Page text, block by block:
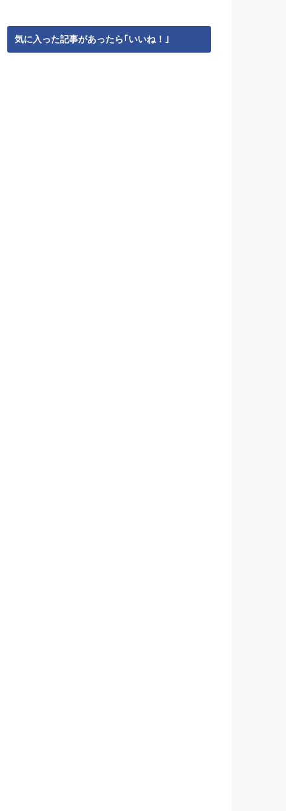
気に入った記事があったら｢いいね！｣